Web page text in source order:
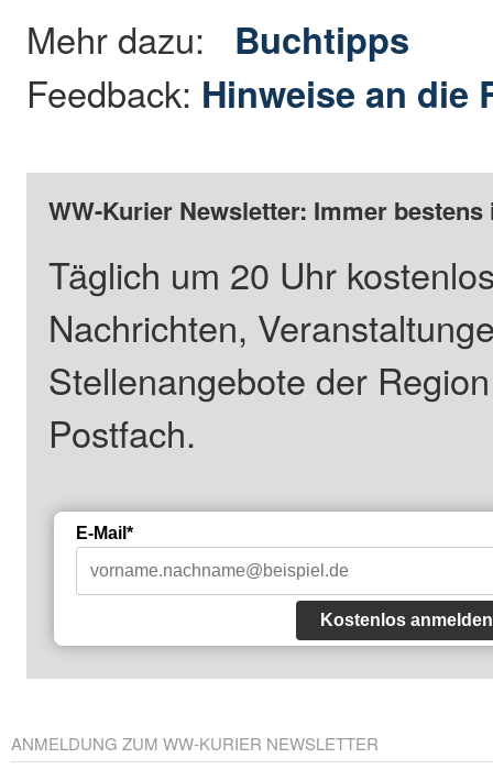
Mehr dazu: Buchtipps
Feedback: Hinweise an die
WW-Kurier Newsletter: Immer
Täglich um 20 Uhr
Nachrichten,
Stellenangebote der
Postfach.
E-Mail*
Kostenlos anmelden
ANMELDUNG ZUM WW-KURIER NEWSLETTER